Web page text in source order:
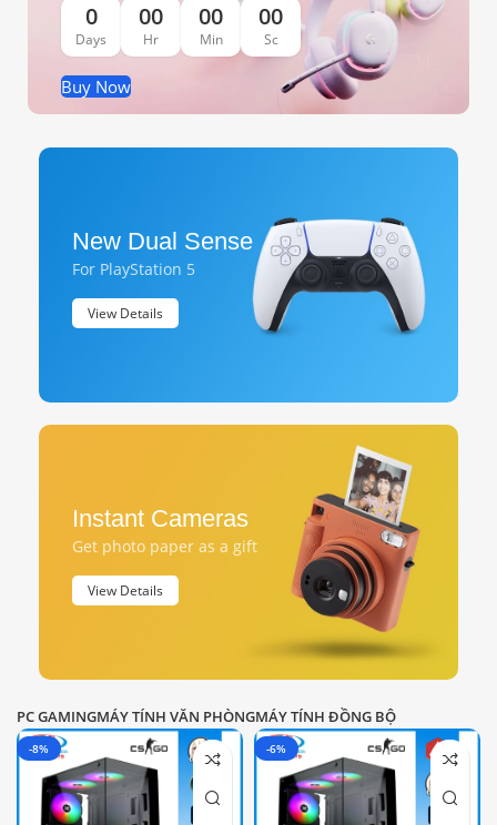
0
Days
00
Hr
00
Min
00
Sc
Buy Now
New Dual Sense
For PlayStation 5
View Details
Instant Cameras
Get photo paper as a gift
View Details
PC GAMINGMÁY TÍNH VĂN PHÒNGMÁY TÍNH ĐỒNG BỘ
-8% -6%